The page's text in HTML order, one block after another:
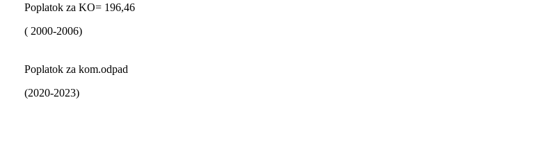
Poplatok za KO= 196,46
( 2000-2006)
Poplatok za kom.odpad
(2020-2023)